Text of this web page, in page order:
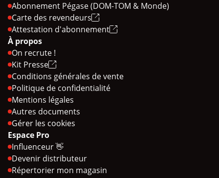
Abonnement Pégase (DOM-TOM & Monde)
Carte des revendeurs
Attestation d'abonnement
À propos
On recrute !
Kit Presse
Conditions générales de vente
Politique de confidentialité
Mentions légales
Autres documents
Gérer les cookies
Espace Pro
Influenceur 👋
Devenir distributeur
Répertorier mon magasin